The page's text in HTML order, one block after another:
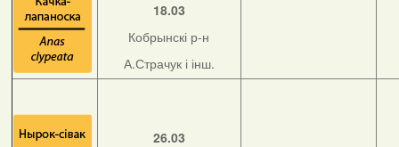
18.03
Кобрынскі р-н
А.Страчук і інш.
26.03